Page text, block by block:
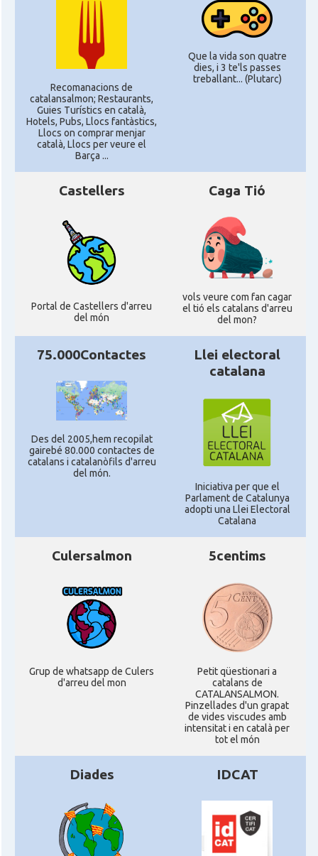
Recomanacions de
catalansalmon; Restaurants,
Guies Turístics en català,
Hotels, Pubs, Llocs fantàstics,
Llocs on comprar menjar
català, Llocs per veure el
Barça ...
Que la vida son quatre
dies, i 3 te'ls passes
treballant... (Plutarc)
Castellers
Portal de Castellers d'arreu
del món
Caga Tió
vols veure com fan cagar
el tió els catalans d'arreu
del mon?
75.000Contactes
Des del 2005,hem recopilat
gairebé 80.000 contactes de
catalans i catalanòfils d'arreu
del món.
Llei electoral
catalana
Iniciativa per que el
Parlament de Catalunya
adopti una Llei Electoral
Catalana
Culersalmon
Grup de whatsapp de Culers
d'arreu del mon
5centims
Petit qüestionari a
catalans de
CATALANSALMON.
Pinzellades d'un grapat
de vides viscudes amb
intensitat i en català per
tot el món
Diades IDCAT